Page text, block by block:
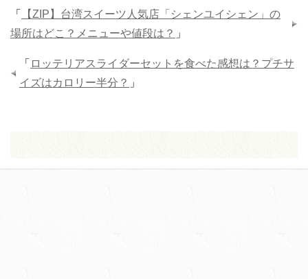
「
【ZIP】台湾スイーツ人気店「シェンユイシェン」の
場所はどこ？メニューや値段は？ 」
「 ロッテリアスライダーセットを食べた感想は？プチサ
イズはカロリー半分？ 」